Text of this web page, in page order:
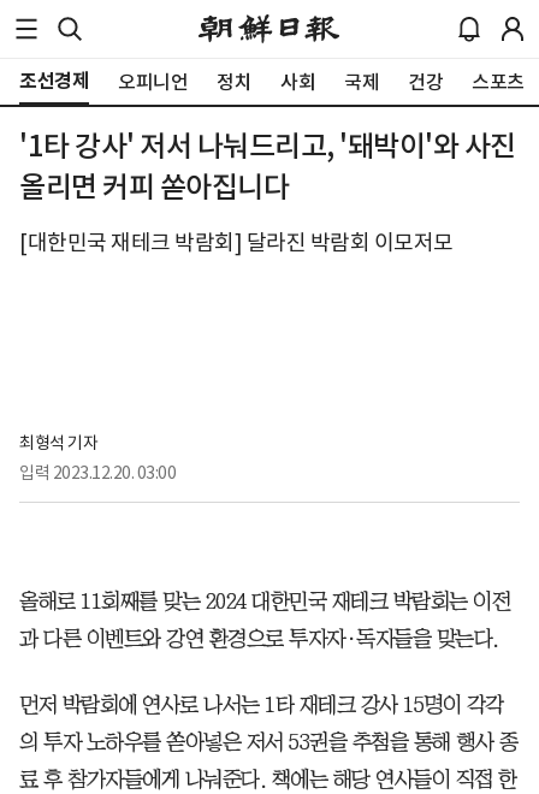
조선경제 오피니언 정치 사회 국제 건강 스포츠
'1타 강사' 저서 나눠드리고, '돼박이'와 사진
올리면 커피 쏟아집니다
[대한민국 재테크 박람회] 달라진 박람회 이모저모
최형석 기자
입력 2023.12.20. 03:00
올해로 11회째를 맞는 2024 대한민국 재테크 박람회는 이전
과 다른 이벤트와 강연 환경으로 투자자·독자들을 맞는다.
먼저 박람회에 연사로 나서는 1타 재테크 강사 15명이 각각
의 투자 노하우를 쏟아넣은 저서 53권을 추첨을 통해 행사 종
료 후 참가자들에게 나눠준다. 책에는 해당 연사들이 직접 한